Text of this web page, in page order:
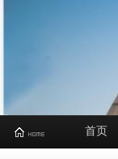
首页